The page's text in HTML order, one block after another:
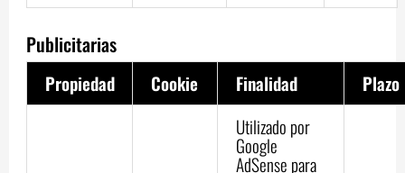
Publicitarias
Propiedad Cookie Finalidad Plazo
Utilizado por
Google
AdSense para